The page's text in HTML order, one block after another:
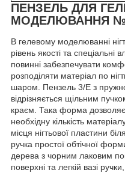
ПЕНЗЕЛЬ ДЛЯ
МОДЕЛЮВАННЯ
В гелевому моделюванні
рівень якості та спеціальні
повинні забезпечувати
розподіляти матеріал по
шаром. Пензель 3/Е з
відрізняється щільним
краєм. Така форма
необхідну кількість
місця нігтьової пластини
ручка простої обтічної
дерева з чорним лаковим
поверхні та легкій вазі